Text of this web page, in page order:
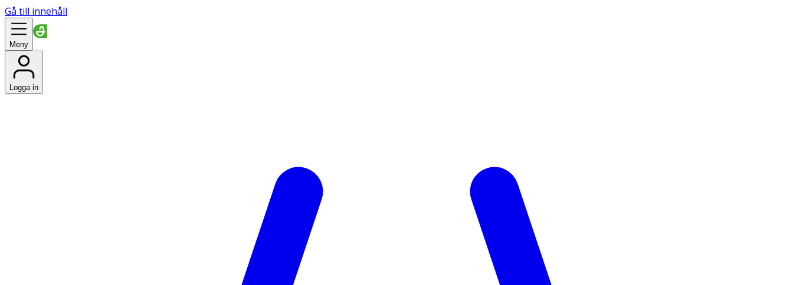
Gå till innehåll
Meny
Logga in